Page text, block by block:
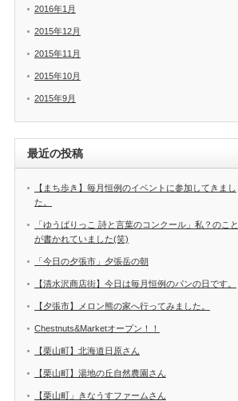
2016年1月
2015年12月
2015年11月
2015年10月
2015年9月
最近の投稿
【まち歩き】毎月恒例のイベントに参加してきまし
た。
「ゆうばりっこ 詩と言葉のコンクール」私？のこと
が書かれていました(笑)
「今日の夕張市」夕張岳の朝
【清水沢商店街】今日は毎月恒例のパンの日です。
【夕張市】メロン熊の家へ行ってみました。
Chestnuts&Marketオープン！！
【栗山町】北海道日原さん
【栗山町】湯地の丘自然農園さん
【栗山町」きなうすファームさん